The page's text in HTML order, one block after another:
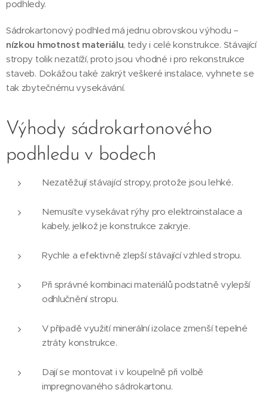
podhledy.
Sádrokartonový podhled má jednu obrovskou výhodu –
nízkou hmotnost materiálu, tedy i celé konstrukce. Stávající
stropy tolik nezatíží, proto jsou vhodné i pro rekonstrukce
staveb. Dokážou také zakrýt veškeré instalace, vyhnete se
tak zbytečnému vysekávání.
Výhody sádrokartonového
podhledu v bodech
Nezatěžují stávající stropy, protože jsou lehké.
Nemusíte vysekávat rýhy pro elektroinstalace a
kabely, jelikož je konstrukce zakryje.
Rychle a efektivně zlepší stávající vzhled stropu.
Při správné kombinaci materiálů podstatně vylepší
odhlučnění stropu.
V případě využití minerální izolace zmenší tepelné
ztráty konstrukce.
Dají se montovat i v koupelně při volbě
impregnovaného sádrokartonu.